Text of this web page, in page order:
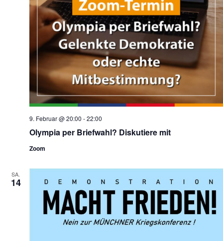
Olympia per Briefwahl? Diskutiere mit
9. Februar @ 20:00 -22:00
Zoom
SA.
14